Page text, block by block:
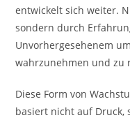
entwickelt sich weiter.
sondern durch
Unvorhergesehenem
wahrzunehmen und zu
Diese Form von
basiert nicht auf